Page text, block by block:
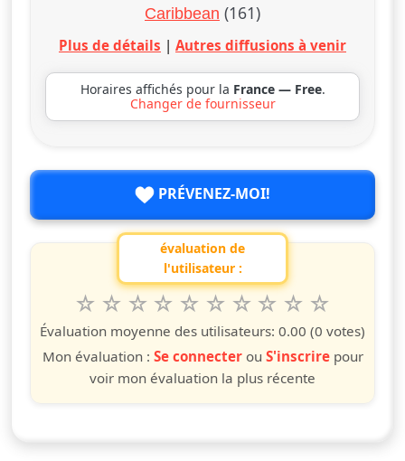
Caribbean (161)
Plus de détails | Autres diffusions à venir
Horaires affichés pour la France — Free.
Changer de fournisseur
PRÉVENEZ-MOI!
évaluation de
l'utilisateur :
questo spettacolo da 1 a 10 étoiles
10
étoiles
9
étoiles
8
étoiles
7
étoiles
6
étoiles
5
étoiles
4
étoiles
3
étoiles
2
étoiles
étoile
Évaluation moyenne des utilisateurs: 0.00 (0 votes)
Mon évaluation : Se connecterou S'inscrirepour
voir mon évaluation la plus récente